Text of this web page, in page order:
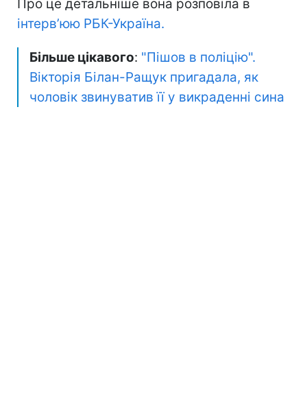
Про це детальніше вона розповіла в
інтерв’юю РБК-Україна.
Більше цікавого: "Пішов в поліцію".
Вікторія Білан-Ращук пригадала, як
чоловік звинуватив її у викраденні сина